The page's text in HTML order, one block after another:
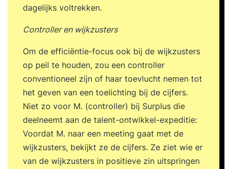
dagelijks voltrekken.
Controller en wijkzusters
Om de efficiëntie-focus ook bij de wijkzusters
op peil te houden, zou een controller
conventioneel zijn of haar toevlucht nemen tot
het geven van een toelichting bij de cijfers.
Niet zo voor M. (controller) bij Surplus die
deelneemt aan de talent-ontwikkel-expeditie:
Voordat M. naar een meeting gaat met de
wijkzusters, bekijkt ze de cijfers. Ze ziet wie er
van de wijkzusters in positieve zin uitspringen